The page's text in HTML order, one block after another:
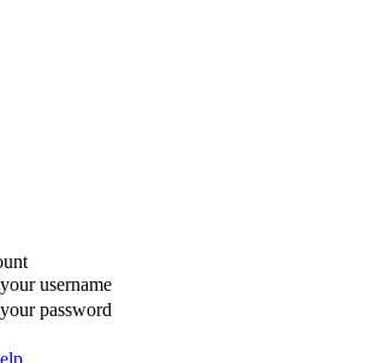
your username
your password